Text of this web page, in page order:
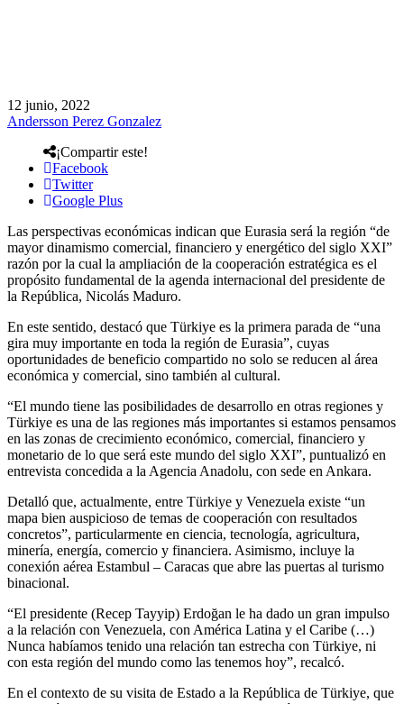
12 junio, 2022
Andersson Perez Gonzalez
¡Compartir este!
Facebook
Twitter
Google Plus
Las perspectivas económicas indican que Eurasia será la región “de
mayor dinamismo comercial, financiero y energético del siglo XXI”
razón por la cual la ampliación de la cooperación estratégica es el
propósito fundamental de la agenda internacional del presidente de
la República, Nicolás Maduro.
En este sentido, destacó que Türkiye es la primera parada de “una
gira muy importante en toda la región de Eurasia”, cuyas
oportunidades de beneficio compartido no solo se reducen al área
económica y comercial, sino también al cultural.
“El mundo tiene las posibilidades de desarrollo en otras regiones y
Türkiye es una de las regiones más importantes si estamos pensamos
en las zonas de crecimiento económico, comercial, financiero y
monetario de lo que será este mundo del siglo XXI”, puntualizó en
entrevista concedida a la Agencia Anadolu, con sede en Ankara.
Detalló que, actualmente, entre Türkiye y Venezuela existe “un
mapa bien auspicioso de temas de cooperación con resultados
concretos”, particularmente en ciencia, tecnología, agricultura,
minería, energía, comercio y financiera. Asimismo, incluye la
conexión aérea Estambul – Caracas que abre las puertas al turismo
binacional.
“El presidente (Recep Tayyip) Erdoğan le ha dado un gran impulso
a la relación con Venezuela, con América Latina y el Caribe (…)
Nunca habíamos tenido una relación tan estrecha con Türkiye, ni
con esta región del mundo como las tenemos hoy”, recalcó.
En el contexto de su visita de Estado a la República de Türkiye, que